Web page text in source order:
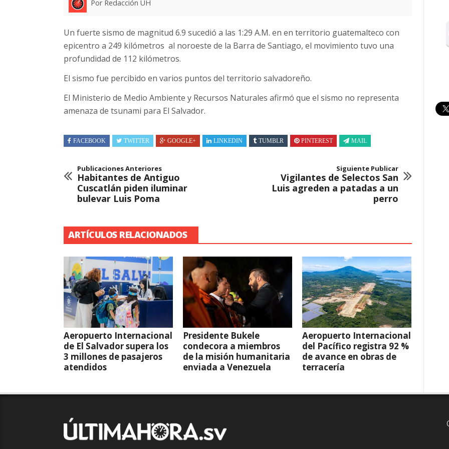
Por Redacción UH
Un fuerte sismo de magnitud 6.9 sucedió a las 1:29 A.M. en en territorio guatemalteco con
epicentro a 249 kilómetros al noroeste de la Barra de Santiago, el movimiento tuvo una
profundidad de 112 kilómetros.
El sismo fue percibido en varios puntos del territorio salvadoreño.
El Ministerio de Medio Ambiente y Recursos Naturales afirmó que el sismo no representa
amenaza de tsunami para El Salvador.
FACEBOOK TWITTER GOOGLE+ LINKEDIN TUMBLR PINTEREST MAIL
Publicaciones Anteriores
Habitantes de Antiguo
Cuscatlán piden iluminar
bulevar Luis Poma
Siguiente Publicar
Vigilantes de Selectos San
Luis agreden a patadas a un
perro
ARTÍCULOS RELACIONADOS
Aeropuerto Internacional
de El Salvador supera los
3 millones de pasajeros
atendidos
Presidente Bukele
condecora a miembros
de la misión humanitaria
enviada a Venezuela
Aeropuerto Internacional
del Pacífico registra 92 %
de avance en obras de
terracería